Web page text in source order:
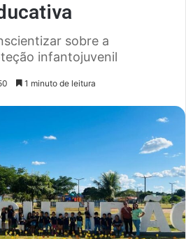
sobre a
infantojuvenil
1 minuto de leitura